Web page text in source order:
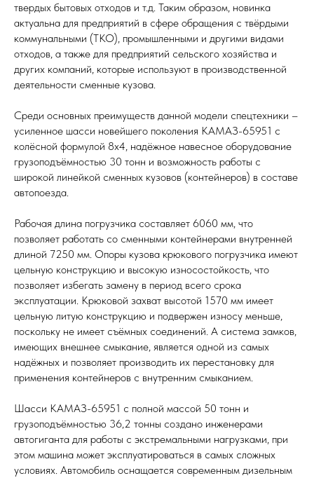
твердых бытовых отходов и т.д. Таким образом, новинка
актуальна для предприятий в сфере обращения с твёрдыми
коммунальными (ТКО), промышленными и другими видами
отходов, а также для предприятий сельского хозяйства и
других компаний, которые используют в производственной
деятельности сменные кузова.
Среди основных преимуществ данной модели спецтехники –
усиленное шасси новейшего поколения КАМАЗ-65951 с
колёсной формулой 8х4, надёжное навесное оборудование
грузоподъёмностью 30 тонн и возможность работы с
широкой линейкой сменных кузовов (контейнеров) в составе
автопоезда.
Рабочая длина погрузчика составляет 6060 мм, что
позволяет работать со сменными контейнерами внутренней
длиной 7250 мм. Опоры кузова крюкового погрузчика имеют
цельную конструкцию и высокую износостойкость, что
позволяет избегать замену в период всего срока
эксплуатации. Крюковой захват высотой 1570 мм имеет
цельную литую конструкцию и подвержен износу меньше,
поскольку не имеет съёмных соединений. А система замков,
имеющих внешнее смыкание, является одной из самых
надёжных и позволяет производить их перестановку для
применения контейнеров с внутренним смыканием.
Шасси КАМАЗ-65951 с полной массой 50 тонн и
грузоподъёмностью 36,2 тонны создано инженерами
автогиганта для работы с экстремальными нагрузками, при
этом машина может эксплуатироваться в самых сложных
условиях. Автомобиль оснащается современным дизельным